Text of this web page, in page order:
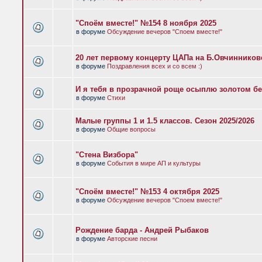
"Споём вместе!" №154 8 ноября 2025
в форуме Обсуждение вечеров "Споем вместе!"
20 лет первому концерту ЦАПа на
в форуме Поздравления всех и со всем :)
И я тебя в прозрачной роще осыплю золотом
в форуме Стихи
Малые группы 1 и 1.5 классов. Сезон 2025/2026
в форуме Общие вопросы
"Стена Визбора"
в форуме События в мире АП и культуры
"Споём вместе!" №153 4 октября 2025
в форуме Обсуждение вечеров "Споем вместе!"
Рождение барда - Андрей Рыбаков
в форуме Авторские песни